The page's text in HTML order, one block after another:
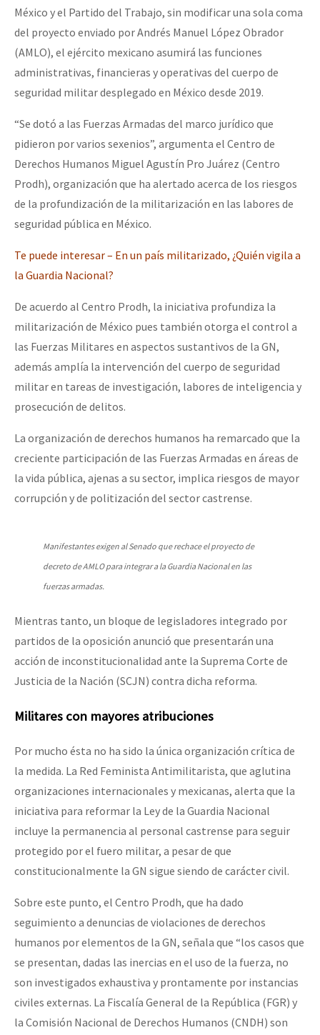
México y el Partido del Trabajo, sin modificar una sola coma
del proyecto enviado por Andrés Manuel López Obrador
(AMLO), el ejército mexicano asumirá las funciones
administrativas, financieras y operativas del cuerpo de
seguridad militar desplegado en México desde 2019.
“Se dotó a las Fuerzas Armadas del marco jurídico que
pidieron por varios sexenios”, argumenta el Centro de
Derechos Humanos Miguel Agustín Pro Juárez (Centro
Prodh), organización que ha alertado acerca de los riesgos
de la profundización de la militarización en las labores de
seguridad pública en México.
Te puede interesar – En un país militarizado, ¿Quién vigila a
la Guardia Nacional?
De acuerdo al Centro Prodh, la iniciativa profundiza la
militarización de México pues también otorga el control a
las Fuerzas Militares en aspectos sustantivos de la GN,
además amplía la intervención del cuerpo de seguridad
militar en tareas de investigación, labores de inteligencia y
prosecución de delitos.
La organización de derechos humanos ha remarcado que la
creciente participación de las Fuerzas Armadas en áreas de
la vida pública, ajenas a su sector, implica riesgos de mayor
corrupción y de politización del sector castrense.
Manifestantes exigen al Senado que rechace el proyecto de
decreto de AMLO para integrar a la Guardia Nacional en las
fuerzas armadas.
Mientras tanto, un bloque de legisladores integrado por
partidos de la oposición anunció que presentarán una
acción de inconstitucionalidad ante la Suprema Corte de
Justicia de la Nación (SCJN) contra dicha reforma.
Militares con mayores atribuciones
Por mucho ésta no ha sido la única organización crítica de
la medida. La Red Feminista Antimilitarista, que aglutina
organizaciones internacionales y mexicanas, alerta que la
iniciativa para reformar la Ley de la Guardia Nacional
incluye la permanencia al personal castrense para seguir
protegido por el fuero militar, a pesar de que
constitucionalmente la GN sigue siendo de carácter civil.
Sobre este punto, el Centro Prodh, que ha dado
seguimiento a denuncias de violaciones de derechos
humanos por elementos de la GN, señala que “los casos que
se presentan, dadas las inercias en el uso de la fuerza, no
son investigados exhaustiva y prontamente por instancias
civiles externas. La Fiscalía General de la República (FGR) y
la Comisión Nacional de Derechos Humanos (CNDH) son